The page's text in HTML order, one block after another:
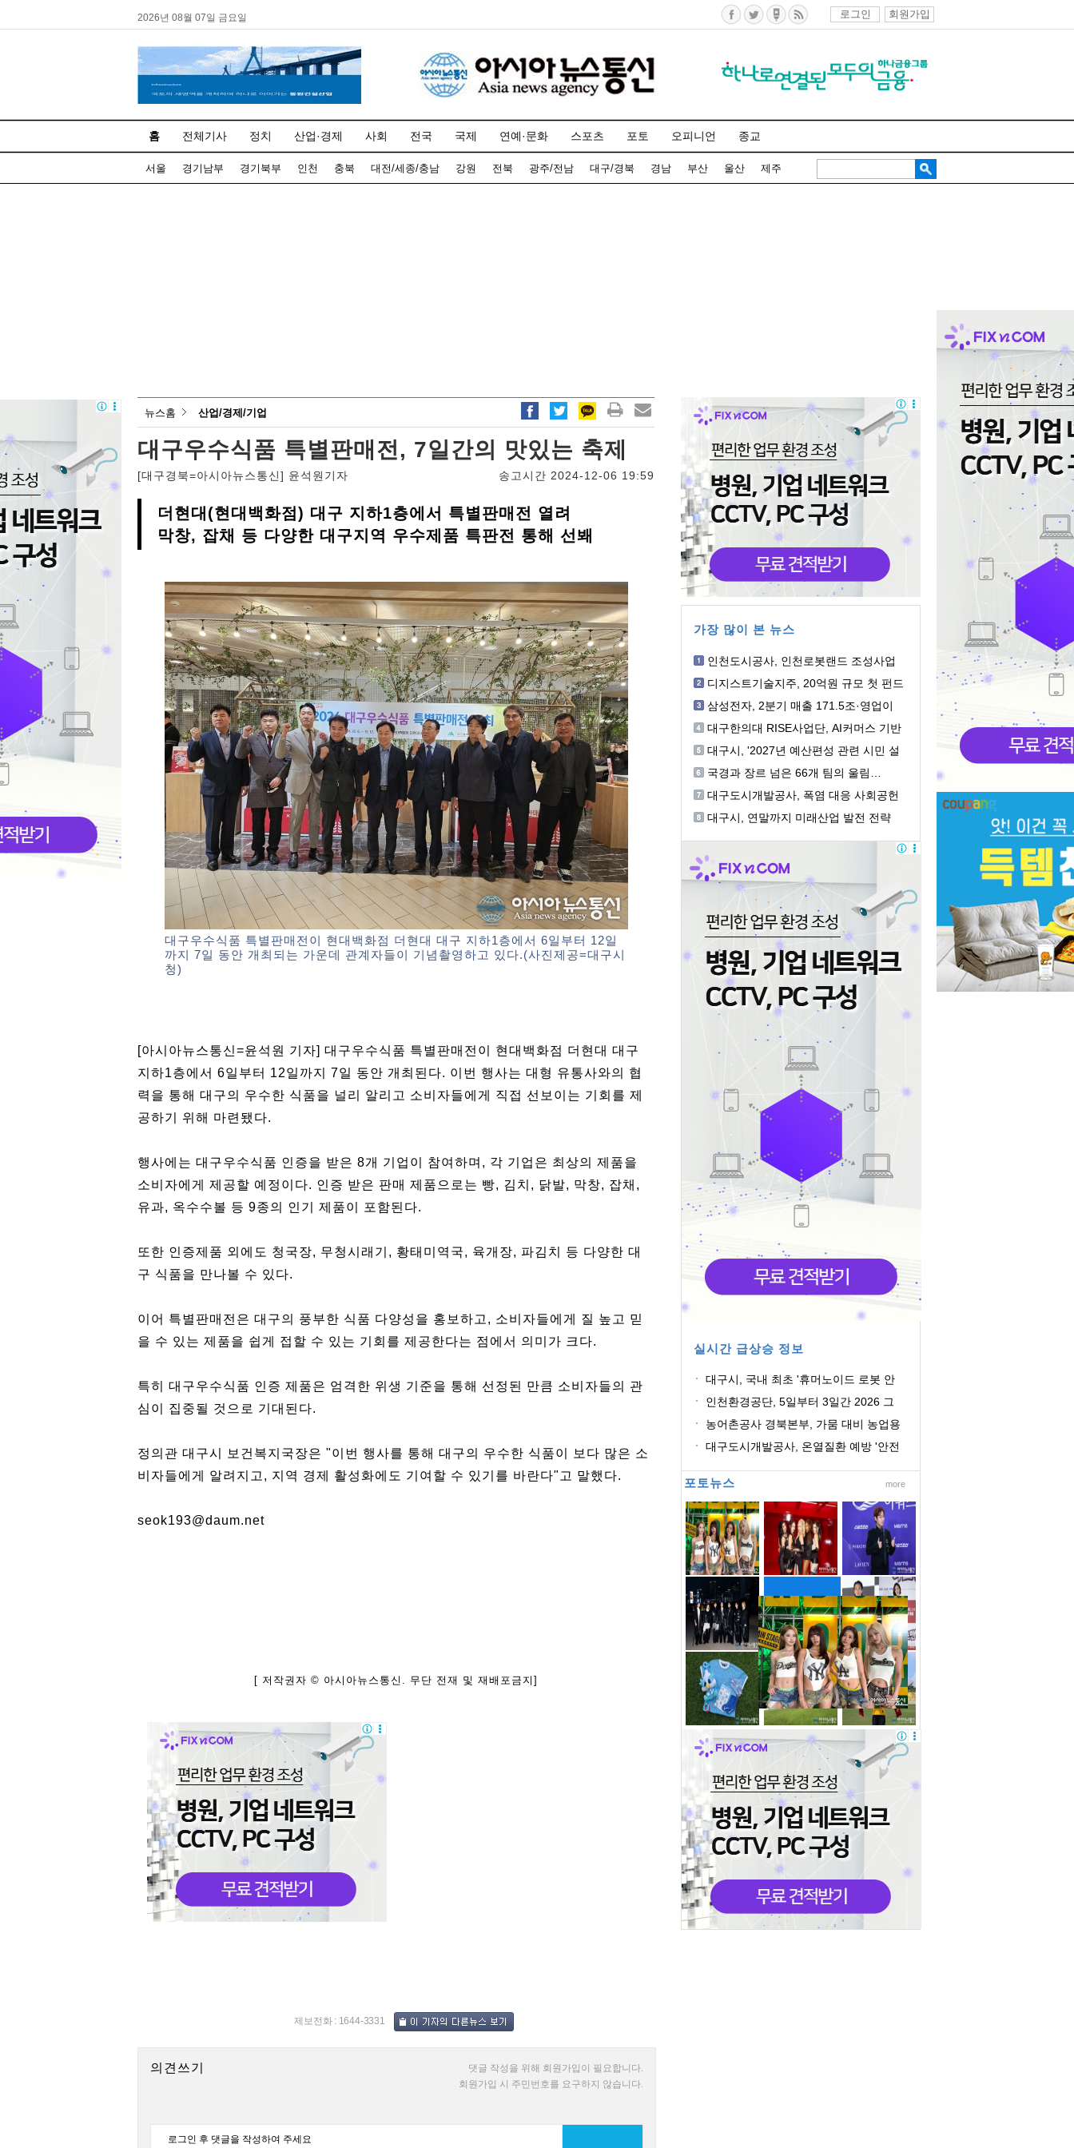
2026년 08월 07일 금요일 로그인 회원가입
홈 전체기사 정치 산업·경제 사회 전국 국제 연예·문화 스포츠 포토 오피니언 종교
서울 경기남부 경기북부 인천 충북 대전/세종/충남 강원 전북 광주/전남 대구/경북 경남 부산 울산 제주
뉴스홈 산업/경제/기업
대구우수식품 특별판매전, 7일간의 맛있는 축제
[대구경북=아시아뉴스통신] 윤석원기자 송고시간 2024-12-06 19:59
더현대(현대백화점) 대구 지하1층에서 특별판매전 열려
막창, 잡채 등 다양한 대구지역 우수제품 특판전 통해 선봬
대구우수식품 특별판매전이 현대백화점 더현대 대구 지하1층에서 6일부터 12일
까지 7일 동안 개최되는 가운데 관계자들이 기념촬영하고 있다.(사진제공=대구시
청)
[아시아뉴스통신=윤석원 기자] 대구우수식품 특별판매전이 현대백화점 더현대 대구
지하1층에서 6일부터 12일까지 7일 동안 개최된다. 이번 행사는 대형 유통사와의 협
력을 통해 대구의 우수한 식품을 널리 알리고 소비자들에게 직접 선보이는 기회를 제
공하기 위해 마련됐다.
행사에는 대구우수식품 인증을 받은 8개 기업이 참여하며, 각 기업은 최상의 제품을
소비자에게 제공할 예정이다. 인증 받은 판매 제품으로는 빵, 김치, 닭발, 막창, 잡채,
유과, 옥수수볼 등 9종의 인기 제품이 포함된다.
또한 인증제품 외에도 청국장, 무청시래기, 황태미역국, 육개장, 파김치 등 다양한 대
구 식품을 만나볼 수 있다.
이어 특별판매전은 대구의 풍부한 식품 다양성을 홍보하고, 소비자들에게 질 높고 믿
을 수 있는 제품을 쉽게 접할 수 있는 기회를 제공한다는 점에서 의미가 크다.
특히 대구우수식품 인증 제품은 엄격한 위생 기준을 통해 선정된 만큼 소비자들의 관
심이 집중될 것으로 기대된다.
정의관 대구시 보건복지국장은 "이번 행사를 통해 대구의 우수한 식품이 보다 많은 소
비자들에게 알려지고, 지역 경제 활성화에도 기여할 수 있기를 바란다"고 말했다.
seok193@daum.net
[ 저작권자 © 아시아뉴스통신. 무단 전재 및 재배포금지]
제보전화 : 1644-3331
의견쓰기
댓글 작성을 위해 회원가입이 필요합니다.
회원가입 시 주민번호를 요구하지 않습니다.
가장 많이 본 뉴스
인천도시공사, 인천로봇랜드 조성사업
디지스트기술지주, 20억원 규모 첫 펀드
삼성전자, 2분기 매출 171.5조·영업이
대구한의대 RISE사업단, AI커머스 기반
대구시, '2027년 예산편성 관련 시민 설
국경과 장르 넘은 66개 팀의 울림…
대구도시개발공사, 폭염 대응 사회공헌
대구시, 연말까지 미래산업 발전 전략
실시간 급상승 정보
대구시, 국내 최초 '휴머노이드 로봇 안
인천환경공단, 5일부터 3일간 2026 그
농어촌공사 경북본부, 가뭄 대비 농업용
대구도시개발공사, 온열질환 예방 '안전
포토뉴스 more